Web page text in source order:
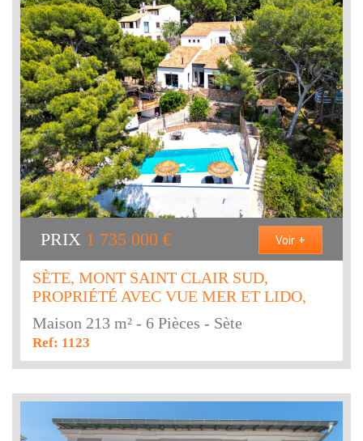
PRIX 1 735 000 € Voir +
SÈTE, MONT SAINT CLAIR SUD,
PROPRIÉTÉ AVEC VUE MER ET LIDO,
Maison 213 m² - 6 Pièces - Sète
Ref: 1123